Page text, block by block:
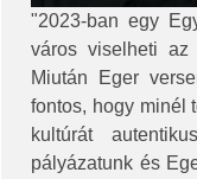
"2023-ban egy
város viselheti az
Miután Eger
fontos, hogy minél
kultúrát
pályázatunk és